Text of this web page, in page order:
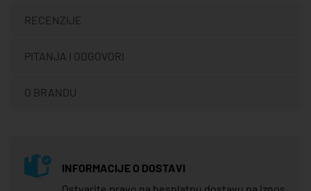
RECENZIJE
PITANJA I ODGOVORI
O BRANDU
INFORMACIJE O DOSTAVI
Ostvarite pravo na besplatnu dostavu na iznos